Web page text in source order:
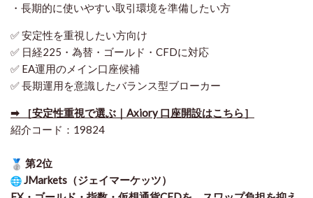
・長期的に使いやすい取引環境を準備したい方
✅ 安定性を重視したい方向け
✅ 日経225・為替・ゴールド・CFDに対応
✅ EA運用のメイン口座候補
✅ 長期運用を意識したバランス型ブローカー
➡ ［安定性重視で選ぶ｜Axiory 口座開設はこちら］
紹介コード：19824
第2位
JMarkets（ジェイマーケッツ）